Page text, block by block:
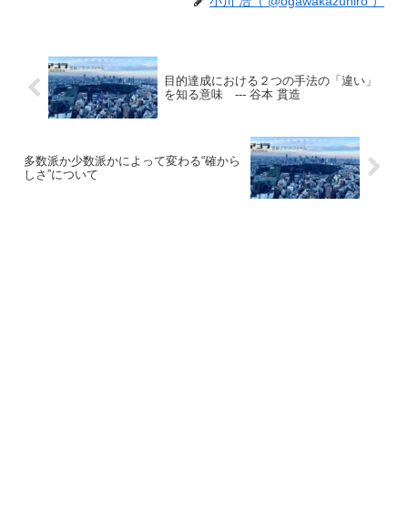
目的達成における２つの手法の「違い」
を知る意味 --- 谷本 貫造
多数派か少数派かによって変わる“確から
しさ”について